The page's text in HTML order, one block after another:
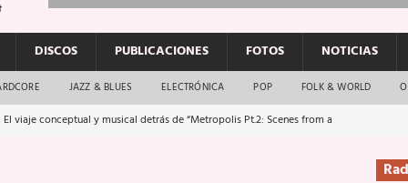
DISCOS PUBLICACIONES FOTOS NOTICIAS
JAZZ & BLUES ELECTRÓNICA POP FOLK & WORLD
El viaje conceptual y musical detrás de “Metropolis Pt.2: Scenes from a